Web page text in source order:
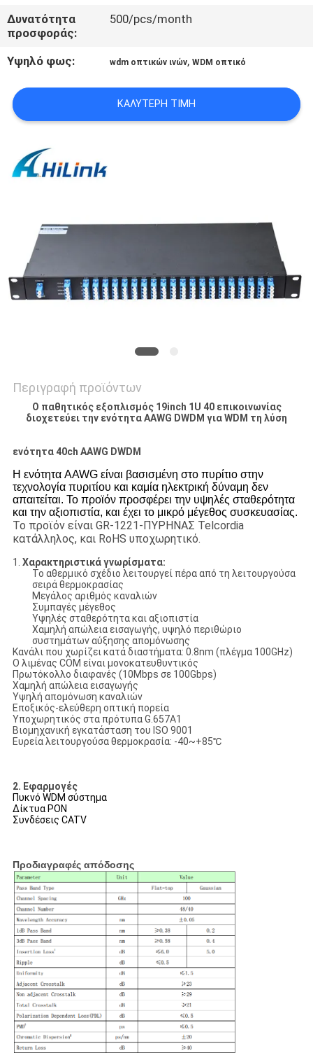
ΥΠΟΘΈΣΕΙΣ
ΖΗΤΉΣΤΕ
ΜΙΑ
ΠΡΟΣΦΟΡΆ
SITEMAP
ΑΠΟΡΡΉΤΟΥ
Δυνατότητα
προσφοράς:
500/pcs/month
Υψηλό φως: wdm οπτικών ινών,WDM οπτικό
ΚΑΛΎΤΕΡΗ ΤΙΜΉ
Περιγραφή προϊόντων
Ο παθητικός εξοπλισμός 19inch 1U 40 επικοινωνίας
διοχετεύει την ενότητα AAWG DWDM για WDM τη λύση
ενότητα 40ch AAWG DWDM
Η ενότητα AAWG είναι βασισμένη στο πυρίτιο στην
τεχνολογία πυριτίου και καμία ηλεκτρική δύναμη δεν
απαιτείται. Το προϊόν προσφέρει την υψηλές σταθερότητα
και την αξιοπιστία, και έχει το μικρό μέγεθος συσκευασίας.
Το προϊόν είναι GR-1221-ΠΥΡΗΝΑΣ Telcordia
κατάλληλος, και RoHS υποχωρητικό.
1. Χαρακτηριστικά γνωρίσματα:
Το αθερμικό σχέδιο λειτουργεί πέρα από τη λειτουργούσα
σειρά θερμοκρασίας
Μεγάλος αριθμός καναλιών
Συμπαγές μέγεθος
Υψηλές σταθερότητα και αξιοπιστία
Χαμηλή απώλεια εισαγωγής, υψηλό περιθώριο
συστημάτων αύξησης απομόνωσης
Κανάλι που χωρίζει κατά διαστήματα: 0.8nm (πλέγμα 100GHz)
Ο λιμένας COM είναι μονοκατευθυντικός
Πρωτόκολλο διαφανές (10Mbps σε 100Gbps)
Χαμηλή απώλεια εισαγωγής
Υψηλή απομόνωση καναλιών
Εποξικός-ελεύθερη οπτική πορεία
Υποχωρητικός στα πρότυπα G.657A1
Βιομηχανική εγκατάσταση του ISO 9001
Ευρεία λειτουργούσα θερμοκρασία: -40~+85℃
2. Εφαρμογές
Πυκνό WDM σύστημα
Δίκτυα PON
Συνδέσεις CATV
Προδιαγραφές απόδοσης